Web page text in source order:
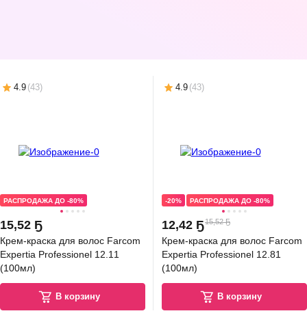
4.9 (43)
РАСПРОДАЖА ДО -80%
15,52 Ҕ
Крем-краска для волос Farcom
Expertia Professionel 12.11
(100мл)
В корзину
4.9 (43)
-20% РАСПРОДАЖА ДО -80%
12,42 Ҕ15,52 Ҕ
Крем-краска для волос Farcom
Expertia Professionel 12.81
(100мл)
В корзину